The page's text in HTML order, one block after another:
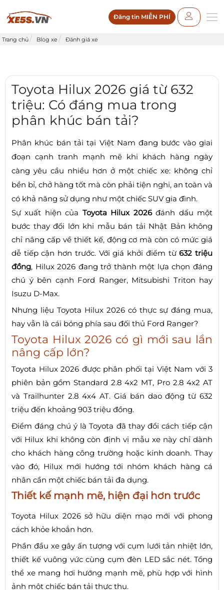
Đăng tin MIỄN PHÍ
Trang chủ Blog xe Đánh giá xe
Toyota Hilux 2026 giá từ 632
triệu: Có đáng mua trong
phân khúc bán tải?
Phân khúc bán tải tại Việt Nam đang bước vào giai
đoạn cạnh tranh mạnh mẽ khi khách hàng ngày
càng yêu cầu nhiều hơn ở một chiếc xe: không chỉ
bền bỉ, chở hàng tốt mà còn phải tiện nghi, an toàn và
có khả năng sử dụng như một chiếc SUV gia đình.
Sự xuất hiện của Toyota Hilux 2026đánh dấu một
bước thay đổi lớn khi mẫu bán tải Nhật Bản không
chỉ nâng cấp về thiết kế, động cơ mà còn có mức giá
dễ tiếp cận hơn trước. Với giá khởi điểm từ632 triệu
đồng, Hilux 2026 đang trở thành một lựa chọn đáng
chú ý bên cạnh Ford Ranger, Mitsubishi Triton hay
Isuzu D-Max.
Nhưng liệu Toyota Hilux 2026 có thực sự đáng mua,
hay vẫn là cái bóng phía sau đối thủ Ford Ranger?
Toyota Hilux 2026 có gì mới sau lần
nâng cấp lớn?
Toyota Hilux 2026 được phân phối tại Việt Nam với 3
phiên bản gồm Standard 2.8 4x2 MT, Pro 2.8 4x2 AT
và Trailhunter 2.8 4x4 AT. Giá bán dao động từ 632
triệu đến khoảng 903 triệu đồng.
Điểm đáng chú ý là Toyota đã thay đổi cách tiếp cận
với Hilux khi không còn định vị mẫu xe này chỉ dành
cho khách hàng công trường hoặc kinh doanh. Thay
vào đó, Hilux mới hướng tới nhóm khách hàng cá
nhân cần một chiếc bán tải đa dụng.
Thiết kế mạnh mẽ, hiện đại hơn trước
Toyota Hilux 2026 sở hữu diện mạo mới với phong
cách khỏe khoắn hơn.
Phần đầu xe gây ấn tượng với cụm lưới tản nhiệt lớn,
thiết kế vuông vức cùng cụm đèn LED sắc nét. Tổng
thể xe mang hơi hướng mạnh mẽ, phù hợp với hình
ảnh một chiếc bán tải thực thụ.